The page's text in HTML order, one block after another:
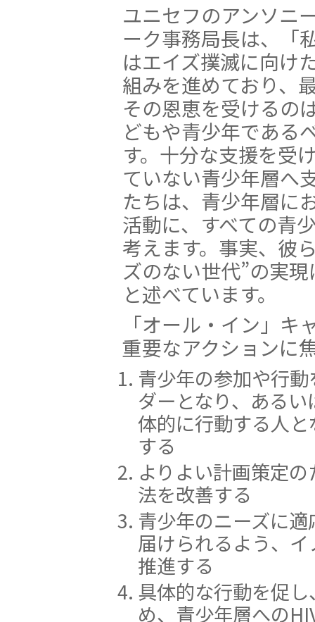
ユニセフのアンソニ
ーク事務局長は、「
はエイズ撲滅に向け
組みを進めており、
その恩恵を受けるの
どもや青少年である
す。十分な支援を受
ていない青少年層へ
たちは、青少年層に
活動に、すべての青
考えます。事実、彼
ズのない世代”の実
と述べています。
「オール・イン」
重要なアクションに
青少年の参加や行
ダーとなり、ある
体的に行動する人
する
よりよい計画策定
法を改善する
青少年のニーズに
届けられるよう、
推進する
具体的な行動を促
め、青少年層への